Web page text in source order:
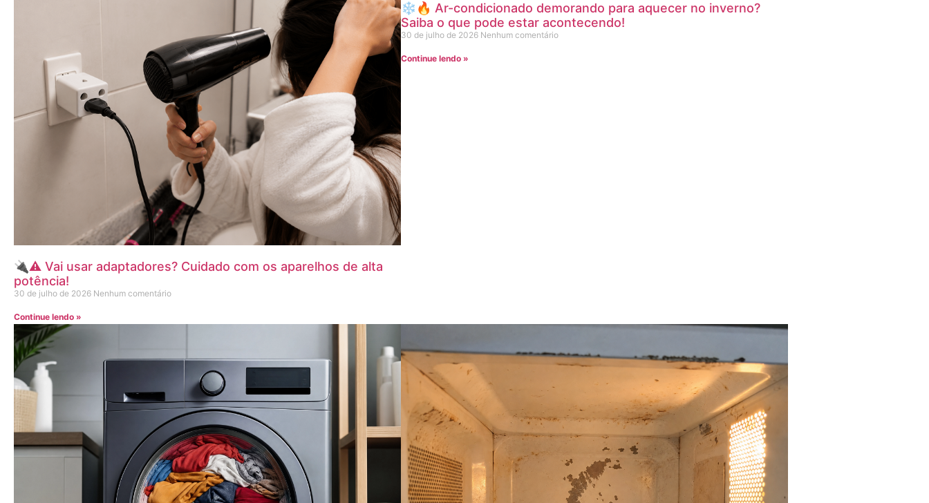
🔌⚠️ Vai usar adaptadores? Cuidado com os aparelhos de alta
potência!
30 de julho de 2026 Nenhum comentário
Continue lendo »
❄️🔥 Ar-condicionado demorando para aquecer no inverno?
Saiba o que pode estar acontecendo!
30 de julho de 2026 Nenhum comentário
Continue lendo »